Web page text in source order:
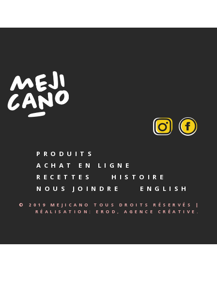
PRODUITS
ACHAT EN LIGNE
RECETTES
HISTOIRE
NOUS JOINDRE
ENGLISH
© 2019 MEJICANO TOUS DROITS RÉSERVÉS |
RÉALISATION: EROD, AGENCE CRÉATIVE.